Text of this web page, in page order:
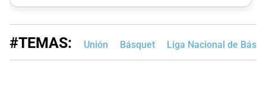
#TEMAS: Unión Básquet Liga Nacional de